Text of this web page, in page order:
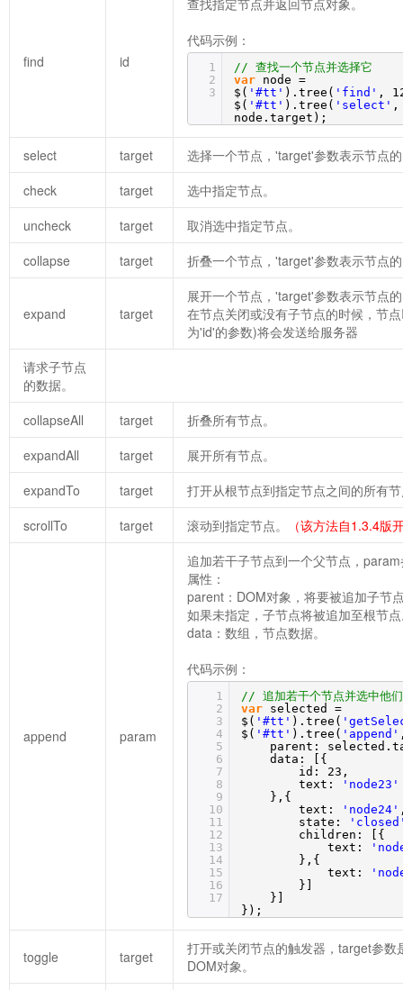
find id
代码示例：
1
2
3
// 查找一个节点并选择它
var node =
$( '#tt' ).tree( 'find' ,
$( '#tt' ).tree( 'select' ,
node.target);
select target
选择一个节点，'target'参数表示节点
check
target
选中指定节点。
uncheck
target
取消选中指定节点。
collapse
target 折叠一个节点，'target'参数表示节点
expand target
展开一个节点，'target'参数表示节点
在节点关闭或没有子节点的时候，节
为'id'的参数)将会发送给服务器
请求子节点
的数据。
collapseAll
target
折叠所有节点。
expandAll
target
展开所有节点。
expandTo
target
打开从根节点到指定节点之间的所有
scrollTo
target 滚动到指定节点。 （该方法自1.3.4版
append param
追加若干子节点到一个父节点，
属性：
parent：DOM对象，将要被追加子节
如果未指定，子节点将被追加至根节
data：数组，节点数据。
代码示例：
1
2
3
4
5
6
7
8
9
10
11
12
13
14
15
16
17
// 追加若干个节点并选中他们
var selected =
$( '#tt' ).tree(
$( '#tt' ).tree( 'append'
parent:
data: [{
id: 23,
text:
'node23'
},{
text:
'node24'
state:
children: [{
text:
},{
text:
}]
}]
});
toggle target
打开或关闭节点的触发器，target参数
DOM对象。